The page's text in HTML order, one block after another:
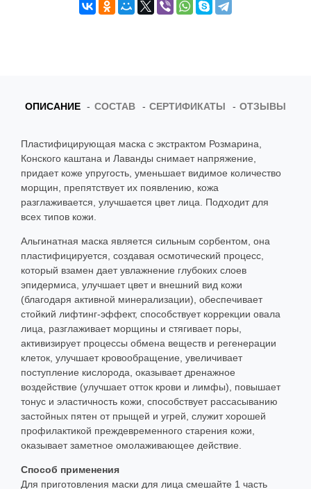
ОПИСАНИЕ СОСТАВ СЕРТИФИКАТЫ ОТЗЫВЫ
Пластифицирующая маска с экстрактом Розмарина,
Конского каштана и Лаванды снимает напряжение,
придает коже упругость, уменьшает видимое количество
морщин, препятствует их появлению, кожа
разглаживается, улучшается цвет лица. Подходит для
всех типов кожи.
Альгинатная маска является сильным сорбентом, она
пластифицируется, создавая осмотический процесс,
который взамен дает увлажнение глубоких слоев
эпидермиса, улучшает цвет и внешний вид кожи
(благодаря активной минерализации), обеспечивает
стойкий лифтинг-эффект, способствует коррекции овала
лица, разглаживает морщины и стягивает поры,
активизирует процессы обмена веществ и регенерации
клеток, улучшает кровообращение, увеличивает
поступление кислорода, оказывает дренажное
воздействие (улучшает отток крови и лимфы), повышает
тонус и эластичность кожи, способствует рассасыванию
застойных пятен от прыщей и угрей, служит хорошей
профилактикой преждевременного старения кожи,
оказывает заметное омолаживающее действие.
Способ применения
Для приготовления маски для лица смешайте 1 часть